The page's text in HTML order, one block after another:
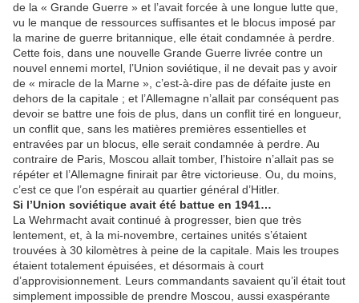
de la « Grande Guerre » et l’avait forcée à une longue lutte que,
vu le manque de ressources suffisantes et le blocus imposé par
la marine de guerre britannique, elle était condamnée à perdre.
Cette fois, dans une nouvelle Grande Guerre livrée contre un
nouvel ennemi mortel, l’Union soviétique, il ne devait pas y avoir
de « miracle de la Marne », c’est-à-dire pas de défaite juste en
dehors de la capitale ; et l’Allemagne n’allait par conséquent pas
devoir se battre une fois de plus, dans un conflit tiré en longueur,
un conflit que, sans les matières premières essentielles et
entravées par un blocus, elle serait condamnée à perdre. Au
contraire de Paris, Moscou allait tomber, l’histoire n’allait pas se
répéter et l’Allemagne finirait par être victorieuse. Ou, du moins,
c’est ce que l’on espérait au quartier général d’Hitler.
Si l’Union soviétique avait été battue en 1941…
La Wehrmacht avait continué à progresser, bien que très
lentement, et, à la mi-novembre, certaines unités s’étaient
trouvées à 30 kilomètres à peine de la capitale. Mais les troupes
étaient totalement épuisées, et désormais à court
d’approvisionnement. Leurs commandants savaient qu’il était tout
simplement impossible de prendre Moscou, aussi exaspérante